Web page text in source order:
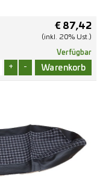
€ 87,42
(inkl. 20% Ust.)
Verfügbar
+ -